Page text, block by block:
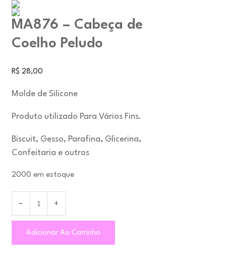
MA876 – Cabeça de
Coelho Peludo
R$ 28,00
Molde de Silicone
Produto utilizado Para Vários Fins.
Biscuit, Gesso, Parafina, Glicerina,
Confeitaria e outros
2000 em estoque
Adicionar Ao Carrinho